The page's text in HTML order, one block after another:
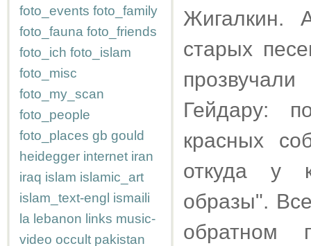
foto_events foto_family
foto_fauna foto_friends
foto_ich foto_islam
foto_misc
foto_my_scan
foto_people
foto_places gb gould
heidegger internet iran
iraq islam islamic_art
islam_text-engl ismaili
la lebanon links music-
video occult pakistan
Жигалкин.
старых
Гейдару:
красных
откуда у
образы".
обратном